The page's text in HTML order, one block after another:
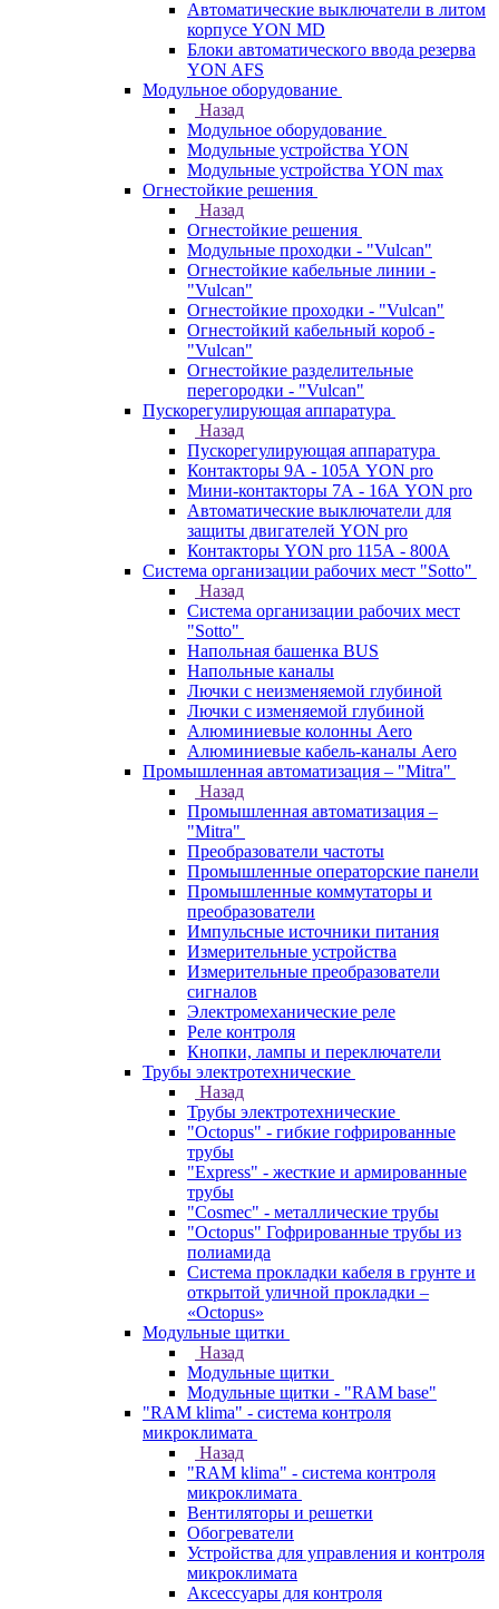
Автоматические выключатели в литом
корпусе YON MD
Блоки автоматического ввода резерва
YON AFS
Модульное оборудование
Назад
Модульное оборудование
Модульные устройства YON
Модульные устройства YON max
Огнестойкие решения
Назад
Огнестойкие решения
Модульные проходки - "Vulcan"
Огнестойкие кабельные линии -
"Vulcan"
Огнестойкие проходки - "Vulcan"
Огнестойкий кабельный короб -
"Vulcan"
Огнестойкие разделительные
перегородки - "Vulcan"
Пускорегулирующая аппаратура
Назад
Пускорегулирующая аппаратура
Контакторы 9А - 105А YON pro
Мини-контакторы 7А - 16А YON pro
Автоматические выключатели для
защиты двигателей YON pro
Контакторы YON pro 115А - 800А
Система организации рабочих мест "Sotto"
Назад
Система организации рабочих мест
"Sotto"
Напольная башенка BUS
Напольные каналы
Лючки с неизменяемой глубиной
Лючки с изменяемой глубиной
Алюминиевые колонны Aero
Алюминиевые кабель-каналы Aero
Промышленная автоматизация – "Mitra"
Назад
Промышленная автоматизация –
"Mitra"
Преобразователи частоты
Промышленные операторские панели
Промышленные коммутаторы и
преобразователи
Импульсные источники питания
Измерительные устройства
Измерительные преобразователи
сигналов
Электромеханические реле
Реле контроля
Кнопки, лампы и переключатели
Трубы электротехнические
Назад
Трубы электротехнические
"Octopus" - гибкие гофрированные
трубы
"Express" - жесткие и армированные
трубы
"Cosmec" - металлические трубы
"Octopus" Гофрированные трубы из
полиамида
Система прокладки кабеля в грунте и
открытой уличной прокладки –
«Octopus»
Модульные щитки
Назад
Модульные щитки
Модульные щитки - "RAM base"
"RAM klima" - система контроля
микроклимата
Назад
"RAM klima" - система контроля
микроклимата
Вентиляторы и решетки
Обогреватели
Устройства для управления и контроля
микроклимата
Аксессуары для контроля